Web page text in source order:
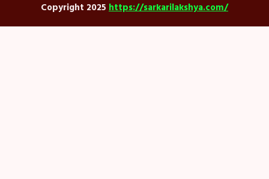
Copyright 2025 https://sarkarilakshya.com/